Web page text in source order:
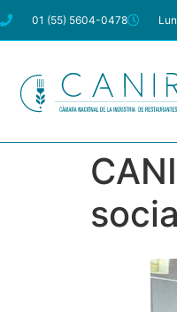
01 (55) 5604-0478